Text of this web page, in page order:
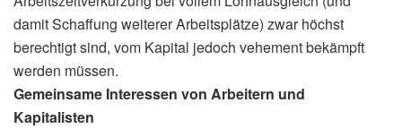
damit Schaffung weiterer Arbeitsplätze) zwar höchst
berechtigt sind, vom Kapital jedoch vehement bekämpft
werden müssen.
Gemeinsame Interessen von Arbeitern und
Kapitalisten